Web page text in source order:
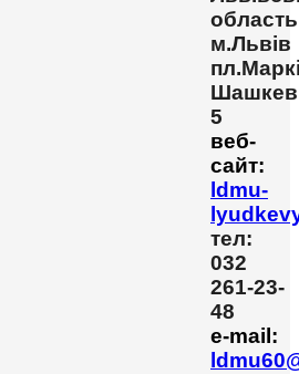
область
м.Львів
5
веб-
сайт:
ldmu-
тел:
032
261-23-
48
e-mail: